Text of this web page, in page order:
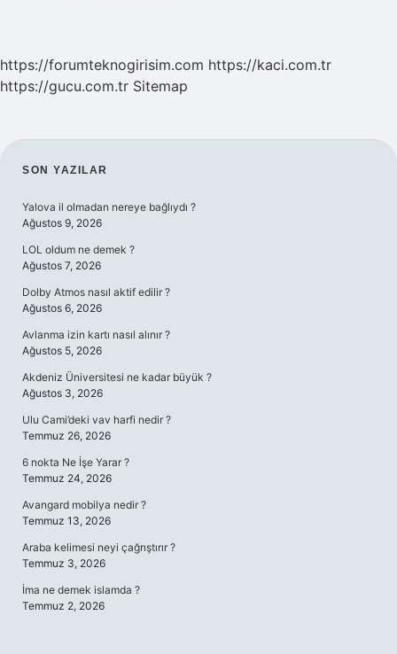
https://forumteknogirisim.com https://kaci.com.tr
https://gucu.com.tr Sitemap
SIDEBAR
SON YAZILAR
Yalova il olmadan nereye bağlıydı ?
Ağustos 9, 2026
LOL oldum ne demek ?
Ağustos 7, 2026
Dolby Atmos nasıl aktif edilir ?
Ağustos 6, 2026
Avlanma izin kartı nasıl alınır ?
Ağustos 5, 2026
Akdeniz Üniversitesi ne kadar büyük ?
Ağustos 3, 2026
Ulu Cami’deki vav harfi nedir ?
Temmuz 26, 2026
6 nokta Ne İşe Yarar ?
Temmuz 24, 2026
Avangard mobilya nedir ?
Temmuz 13, 2026
Araba kelimesi neyi çağrıştırır ?
Temmuz 3, 2026
İma ne demek islamda ?
Temmuz 2, 2026